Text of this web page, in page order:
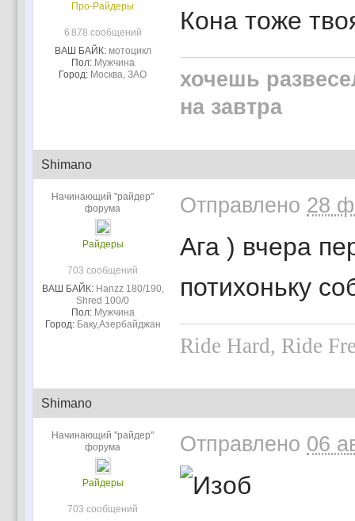
Про-Райдеры
6 878 сообщений
ВАШ БАЙК: мотоцикл
Пол: Мужчина
Город: Москва, ЗАО
Кона тоже
хочешь
на завтра
Shimano
Начинающий "райдер"
форума
Райдеры
703 сообщений
ВАШ БАЙК: Hanzz 180/190,
Shred 100/0
Пол: Мужчина
Город: Баку,Азербайджан
Отправлено 28
Ага ) вчера
потихоньку
Ride Hard, Ride
Shimano
Начинающий "райдер"
форума
Райдеры
703 сообщений
Отправлено 06